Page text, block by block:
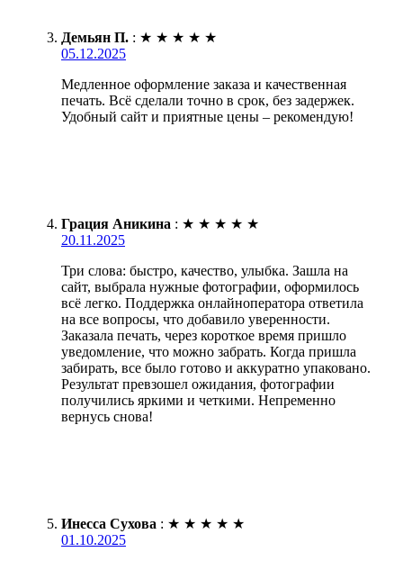
Демьян П. : ★ ★ ★ ★ ★
05.12.2025
Медленное оформление заказа и качественная
печать. Всё сделали точно в срок, без задержек.
Удобный сайт и приятные цены – рекомендую!
Грация Аникина : ★ ★ ★ ★ ★
20.11.2025
Три слова: быстро, качество, улыбка. Зашла на
сайт, выбрала нужные фотографии, оформилось
всё легко. Поддержка онлайноператора ответила
на все вопросы, что добавило уверенности.
Заказала печать, через короткое время пришло
уведомление, что можно забрать. Когда пришла
забирать, все было готово и аккуратно упаковано.
Результат превзошел ожидания, фотографии
получились яркими и четкими. Непременно
вернусь снова!
Инесса Сухова : ★ ★ ★ ★ ★
01.10.2025